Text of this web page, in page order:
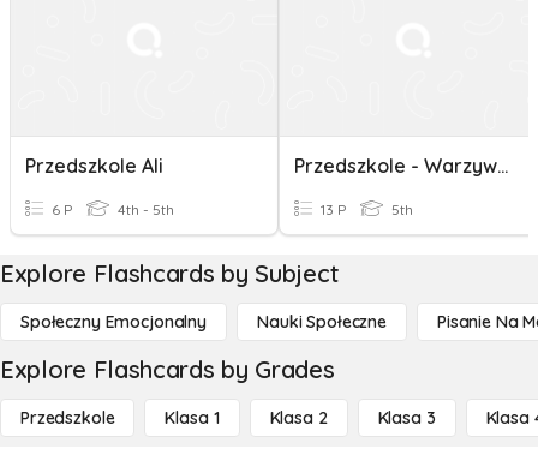
Przedszkole Ali
6 P 4th - 5th
Przedszkole - Warzywa I Owoce
13 P 5th
Explore Flashcards by Subject
Społeczny Emocjonalny Nauki Społeczne Pisanie Na
Explore Flashcards by Grades
Przedszkole Klasa 1 Klasa 2 Klasa 3 Klasa